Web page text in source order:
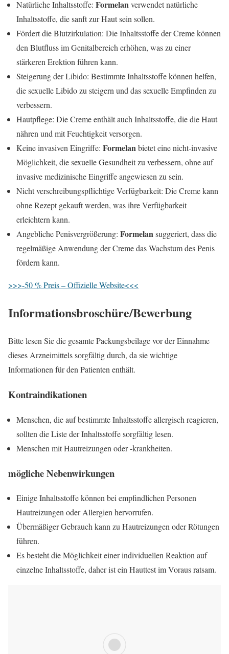
Natürliche Inhaltsstoffe: Formelan verwendet natürliche
Inhaltsstoffe, die sanft zur Haut sein sollen.
Fördert die Blutzirkulation: Die Inhaltsstoffe der Creme können
den Blutfluss im Genitalbereich erhöhen, was zu einer
stärkeren Erektion führen kann.
Steigerung der Libido: Bestimmte Inhaltsstoffe können helfen,
die sexuelle Libido zu steigern und das sexuelle Empfinden zu
verbessern.
Hautpflege: Die Creme enthält auch Inhaltsstoffe, die die Haut
nähren und mit Feuchtigkeit versorgen.
Keine invasiven Eingriffe: Formelan bietet eine nicht-invasive
Möglichkeit, die sexuelle Gesundheit zu verbessern, ohne auf
invasive medizinische Eingriffe angewiesen zu sein.
Nicht verschreibungspflichtige Verfügbarkeit: Die Creme kann
ohne Rezept gekauft werden, was ihre Verfügbarkeit
erleichtern kann.
Angebliche Penisvergrößerung: Formelan suggeriert, dass die
regelmäßige Anwendung der Creme das Wachstum des Penis
fördern kann.
>>>-50 % Preis – Offizielle Website<<<
Informationsbroschüre/Bewerbung
Bitte lesen Sie die gesamte Packungsbeilage vor der Einnahme
dieses Arzneimittels sorgfältig durch, da sie wichtige
Informationen für den Patienten enthält.
Kontraindikationen
Menschen, die auf bestimmte Inhaltsstoffe allergisch reagieren,
sollten die Liste der Inhaltsstoffe sorgfältig lesen.
Menschen mit Hautreizungen oder -krankheiten.
mögliche Nebenwirkungen
Einige Inhaltsstoffe können bei empfindlichen Personen
Hautreizungen oder Allergien hervorrufen.
Übermäßiger Gebrauch kann zu Hautreizungen oder Rötungen
führen.
Es besteht die Möglichkeit einer individuellen Reaktion auf
einzelne Inhaltsstoffe, daher ist ein Hauttest im Voraus ratsam.